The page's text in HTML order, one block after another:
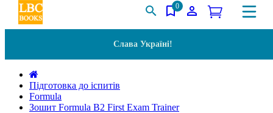
0
Слава Україні!
Підготовка до іспитів
Formula
Зошит Formula B2 First Exam Trainer